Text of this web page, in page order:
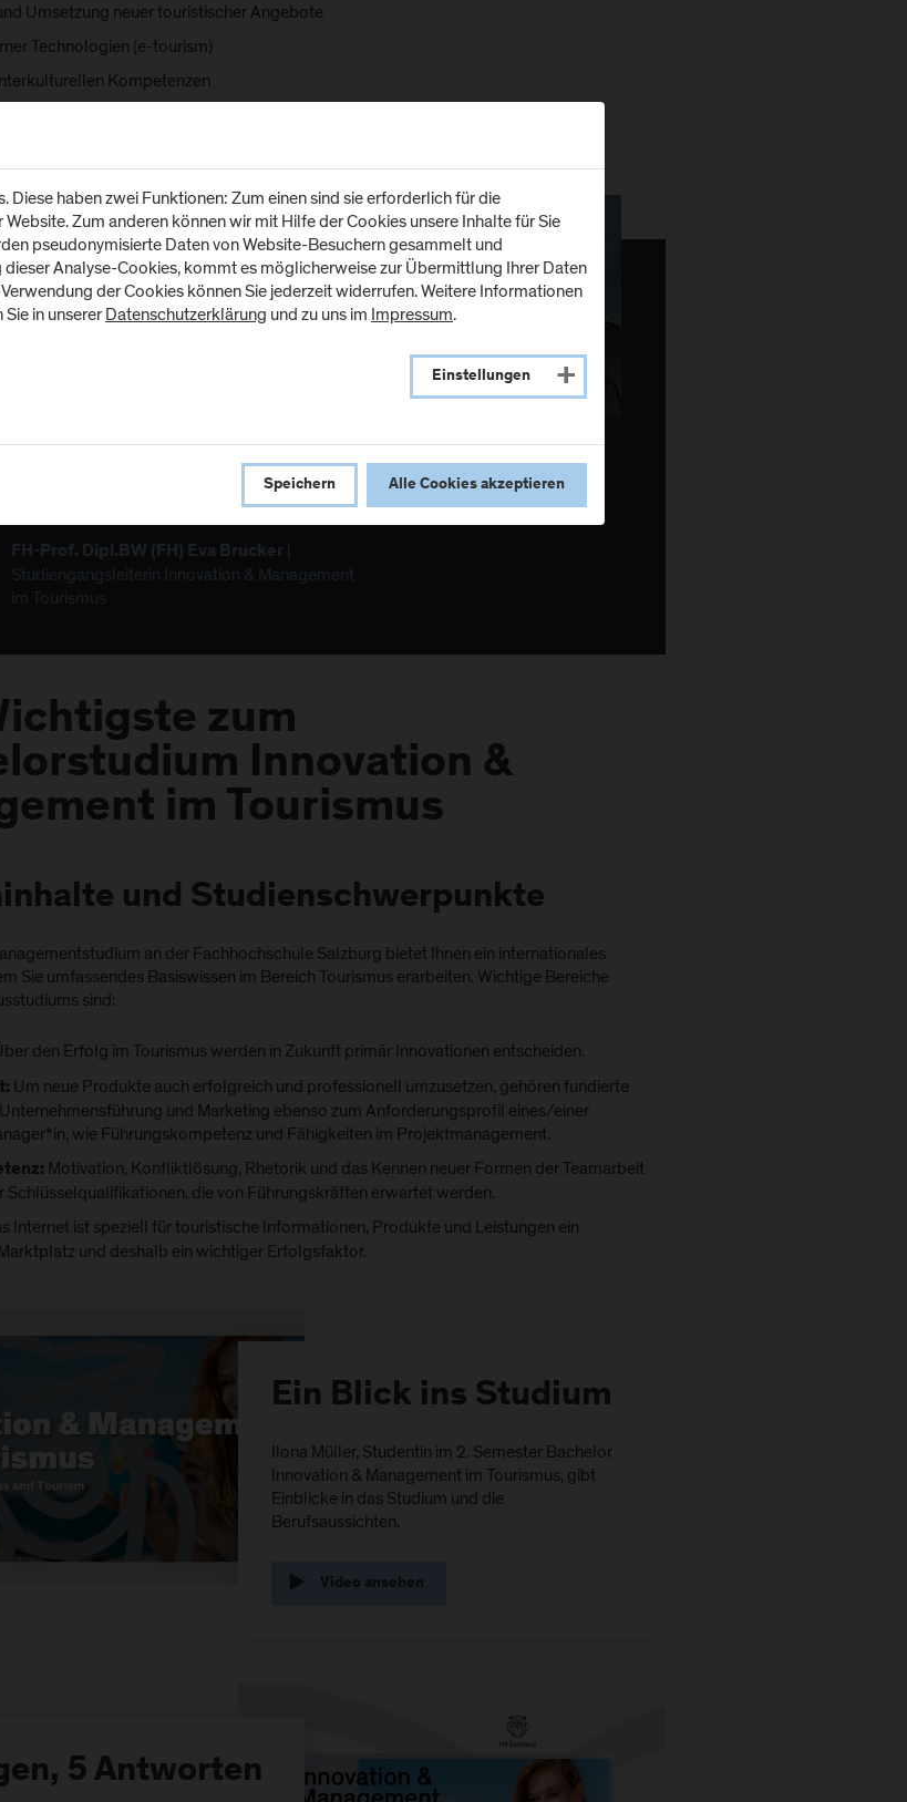
Umsetzung neuer touristischer Angebote
Technologien (e-tourism)
Kompetenzen
Über den Erfolg im Tourismus
entscheiden in Zukunft primär
FH-Prof. Dipl.BW (FH) Eva Brucker |
Studiengangsleiterin Innovation & Management
im Tourismus
zum
Innovation &
im Tourismus
und Studienschwerpunkte
an der Fachhochschule Salzburg bietet Ihnen ein internationales
Sie umfassendes Basiswissen im Bereich Tourismus erarbeiten. Wichtige Bereiche
sind:
den Erfolg im Tourismus werden in Zukunft primär Innovationen entscheiden.
Um neue Produkte auch erfolgreich und professionell umzusetzen, gehören fundierte
und Marketing ebenso zum Anforderungsprofil eines/einer
wie Führungskompetenz und Fähigkeiten im Projektmanagement.
Motivation, Konfliktlösung, Rhetorik und das Kennen neuer Formen der Teamarbeit
Schlüsselqualifikationen, die von Führungskräften erwartet werden.
Internet ist speziell für touristische Informationen, Produkte und Leistungen ein
und deshalb ein wichtiger Erfolgsfaktor.
Ein Blick ins Studium
Ilona Müller, Studentin im 2. Semester Bachelor
Innovation & Management im Tourismus, gibt
Einblicke in das Studium und die
Berufsaussichten.
Video ansehen
5 Antworten
Diese haben zwei Funktionen: Zum einen sind sie erforderlich für die
Zum anderen können wir mit Hilfe der Cookies unsere Inhalte für Sie
pseudonymisierte Daten von Website-Besuchern gesammelt und
Analyse-Cookies, kommt es möglicherweise zur Übermittlung Ihrer Daten
der Cookies können Sie jederzeit widerrufen. Weitere Informationen
in unsererDatenschutzerklärung und zu uns im Impressum.
Einstellungen
Speichern Alle Cookies akzeptieren